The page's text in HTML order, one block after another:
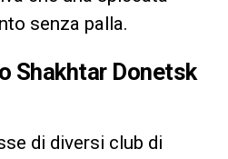
senza palla.
Shakhtar Donetsk
di diversi club di